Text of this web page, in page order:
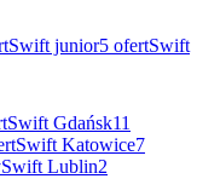
Swift junior5 ofertSwift
Swift Gdańsk11
Swift Katowice7
Swift Lublin2